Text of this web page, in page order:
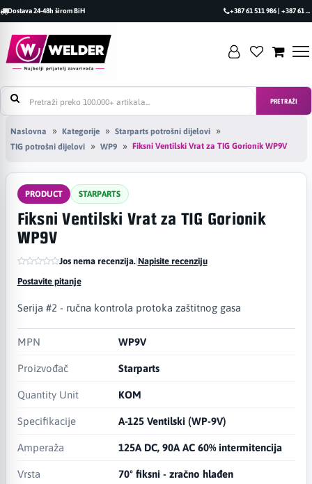
Dostava 24-48h širom BiH +387 61 511 986 | +387 61 493 470
PRETRAŽI
Naslovna Kategorije
Starparts potrošni dijelovi
TIG potrošni dijelovi
WP9 Fiksni Ventilski Vrat za TIG Gorionik WP9V
PRODUCT STARPARTS
Fiksni Ventilski Vrat za TIG Gorionik
WP9V
Jos nema recenzija.|Napisite recenziju
Postavite pitanje
Serija #2 - ručna kontrola protoka zaštitnog gasa
MPN WP9V
Proizvođač Starparts
Quantity Unit KOM
Specifikacije A-125 Ventilski (WP-9V)
Amperaža 125A DC, 90A AC 60% intermitencija
Vrsta 70º fiksni - zračno hlađen